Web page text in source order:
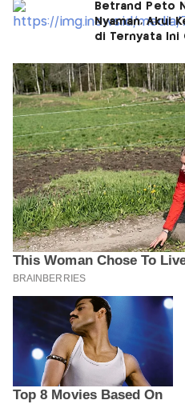
Betrand Peto
Nyaman, Akui
di Ternyata Ini